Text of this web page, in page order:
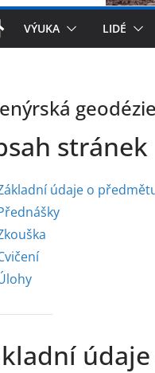
VÝUKA LIDÉ
stránek
údaje o